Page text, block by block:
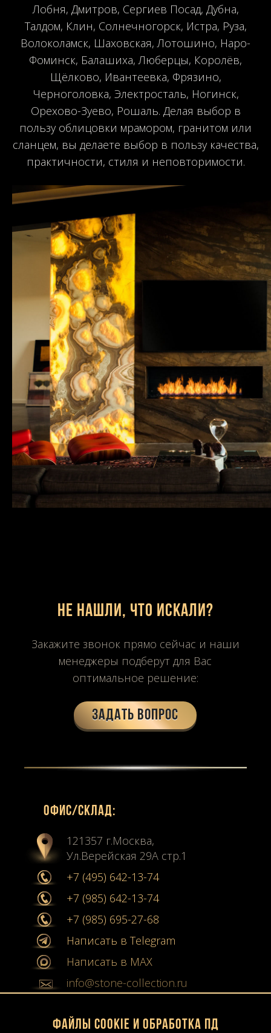
Лобня, Дмитров, Сергиев Посад, Дубна,
Талдом, Клин, Солнечногорск, Истра, Руза,
Волоколамск, Шаховская, Лотошино, Наро-
Фоминск, Балашиха, Люберцы, Королёв,
Щёлково, Ивантеевка, Фрязино,
Черноголовка, Электросталь, Ногинск,
Орехово-Зуево, Рошаль. Делая выбор в
пользу облицовки мрамором, гранитом или
сланцем, вы делаете выбор в пользу качества,
практичности, стиля и неповторимости.
Не нашли, что искали?
Закажите звонок прямо сейчас и наши
менеджеры подберут для Вас
оптимальное решение:
Задать вопрос
Офиc/склад:
121357 г.Москва,
Ул.Верейская 29А стр.1
+7 (495) 642-13-74
+7 (985) 642-13-74
+7 (985) 695-27-68
Написать в Telegram
Написать в MAX
info@stone-collection.ru
Мы в социальных сетях:
Файлы Cookie и обработка ПД